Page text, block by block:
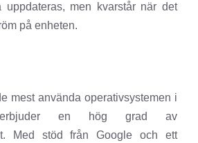
uppdateras, men kvarstår när det
på enheten.
mest använda operativsystemen i
en hög grad av
Med stöd från Google och ett